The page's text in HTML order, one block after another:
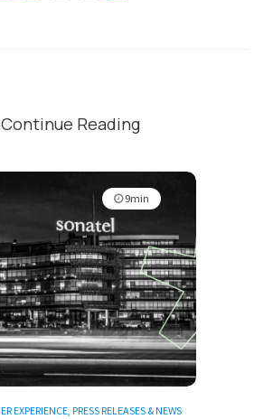
Continue Reading
9min
EXPERIENCE, PRESS RELEASES & NEWS